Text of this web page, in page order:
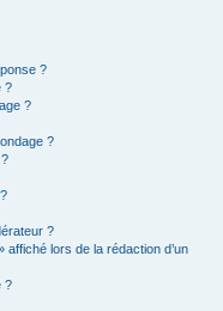
?
?
?
?
?
lors de la rédaction d’un
?